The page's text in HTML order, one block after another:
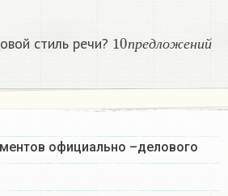
стиль речи? п р е дл о ж е н и й
10 д ий
официально –делового